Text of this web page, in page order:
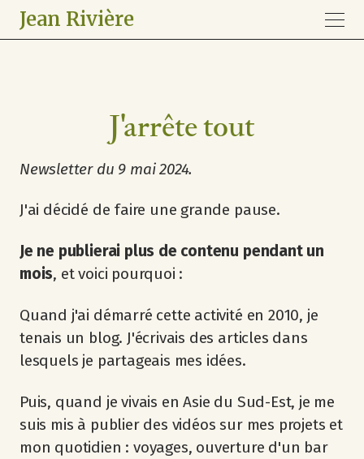
Jean Rivière
J'arrête tout
Newsletter du 9 mai 2024.
J'ai décidé de faire une grande pause.
Je ne publierai plus de contenu pendant un
mois, et voici pourquoi :
Quand j'ai démarré cette activité en 2010, je
tenais un blog. J'écrivais des articles dans
lesquels je partageais mes idées.
Puis, quand je vivais en Asie du Sud-Est, je me
suis mis à publier des vidéos sur mes projets et
mon quotidien : voyages, ouverture d'un bar